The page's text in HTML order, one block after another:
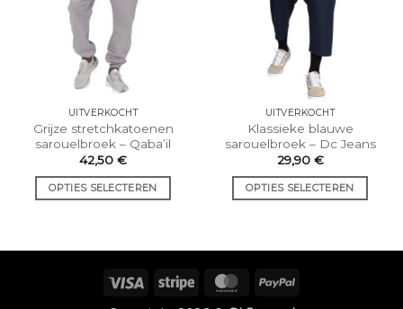
UITVERKOCHT
Grijze stretchkatoenen
sarouelbroek – Qaba’il
42,50 €
OPTIES SELECTEREN
varianten.
UITVERKOCHT
Klassieke blauwe
sarouelbroek – Dc Jeans
29,90 €
OPTIES SELECTEREN
Visum Streep MasterCardPayPal